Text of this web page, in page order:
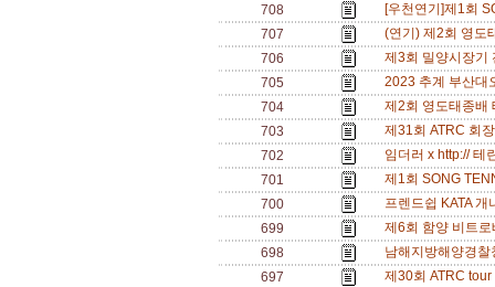
708
[우천연기]제1회
707
(연기) 제2회 영도
706
제3회 밀양시장기
705
2023 추계 부산대
704
제2회 영도태종배
703
제31회 ATRC 회
702
임더러 x http://
701
제1회 SONG
700
프렌드쉽 KATA
699
제6회 함양 비트
698
남해지방해양경
697
제30회 ATRC